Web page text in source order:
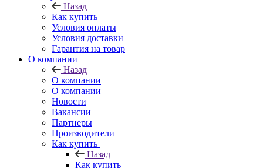
Назад
Как купить
Условия оплаты
Условия доставки
Гарантия на товар
О компании
Назад
О компании
О компании
Новости
Вакансии
Партнеры
Производители
Как купить
Назад
Как купить